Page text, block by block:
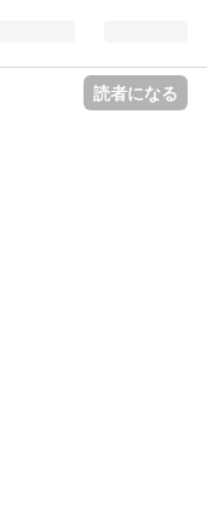
読者になる